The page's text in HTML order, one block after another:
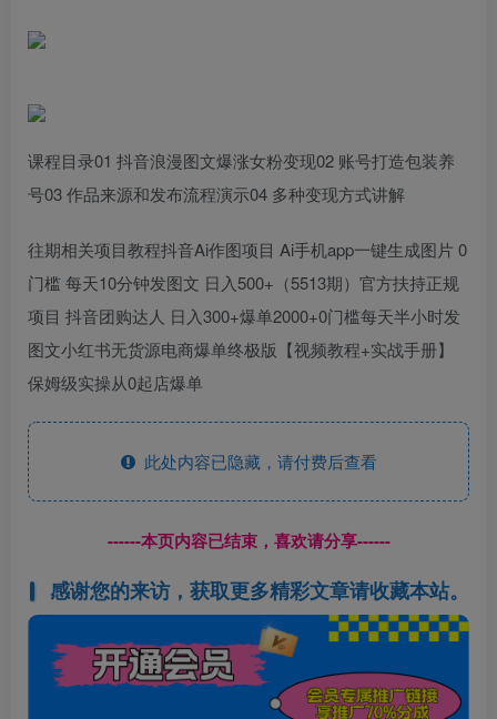
课程目录01 抖音浪漫图文爆涨女粉变现02 账号打造包装养
号03 作品来源和发布流程演示04 多种变现方式讲解
往期相关项目教程抖音Ai作图项目 Ai手机app一键生成图片 0
门槛 每天10分钟发图文 日入500+（5513期）官方扶持正规
项目 抖音团购达人 日入300+爆单2000+0门槛每天半小时发
图文小红书无货源电商爆单终极版【视频教程+实战手册】
保姆级实操从0起店爆单
此处内容已隐藏，请付费后查看
------本页内容已结束，喜欢请分享------
感谢您的来访，获取更多精彩文章请收藏本站。